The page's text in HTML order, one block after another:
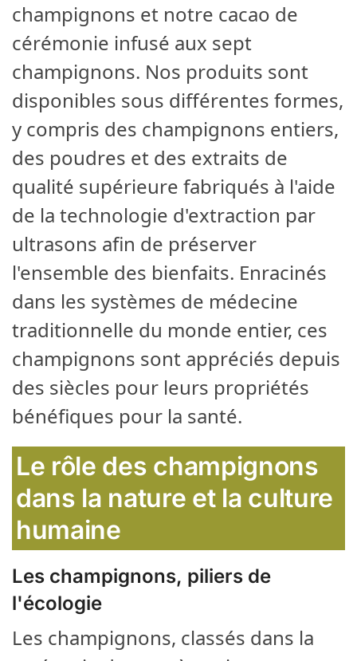
champignons et notre cacao de
cérémonie infusé aux sept
champignons. Nos produits sont
disponibles sous différentes formes,
y compris des champignons entiers,
des poudres et des extraits de
qualité supérieure fabriqués à l'aide
de la technologie d'extraction par
ultrasons afin de préserver
l'ensemble des bienfaits. Enracinés
dans les systèmes de médecine
traditionnelle du monde entier, ces
champignons sont appréciés depuis
des siècles pour leurs propriétés
bénéfiques pour la santé.
Le rôle des champignons
dans la nature et la culture
humaine
Les champignons, piliers de
l'écologie
Les champignons, classés dans la